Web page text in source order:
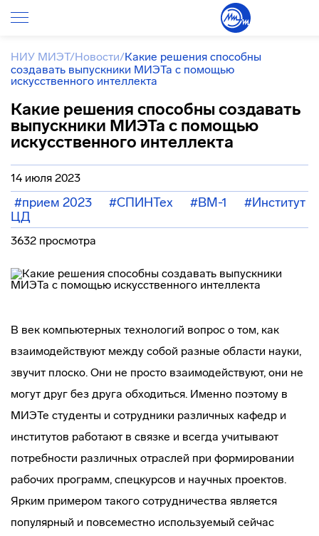
НИУ МИЭТ/Новости/Какие решения способны
создавать выпускники МИЭТа с помощью
искусственного интеллекта
Какие решения способны создавать
выпускники МИЭТа с помощью
искусственного интеллекта
14 июля 2023
#прием 2023 #СПИНТех #ВМ-1
#Институт
ЦД
3632 просмотра
В век компьютерных технологий вопрос о том, как
взаимодействуют между собой разные области науки,
звучит плоско. Они не просто взаимодействуют, они не
могут друг без друга обходиться. Именно поэтому в
МИЭТе студенты и сотрудники различных кафедр и
институтов работают в связке и всегда учитывают
потребности различных отраслей при формировании
рабочих программ, спецкурсов и научных проектов.
Ярким примером такого сотрудничества является
популярный и повсеместно используемый сейчас